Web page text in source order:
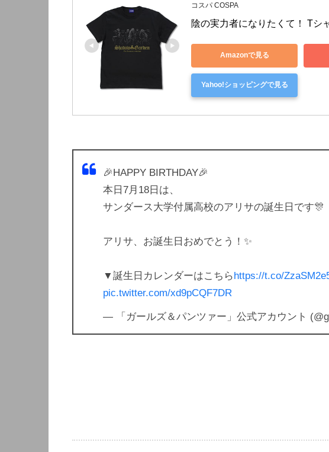
コスパ COSPA
陰の実力者になりたくて！ Tシ
Amazonで見る
Yahoo!ショッピングで見る
🎉HAPPY BIRTHDAY🎉
本日7月18日は、
サンダース大学付属高校のアリサの誕生日です🎊
アリサ、お誕生日おめでとう！✨
▼誕生日カレンダーはこちらhttps://t.co/
pic.twitter.com/xd9pCQF7DR
— 「ガールズ＆パンツァー」公式アカウント